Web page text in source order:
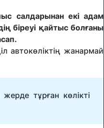
салдарынан екі адам
біреуі қайтыс болғаны
автокөліктің жанармай
тұрған көлікті